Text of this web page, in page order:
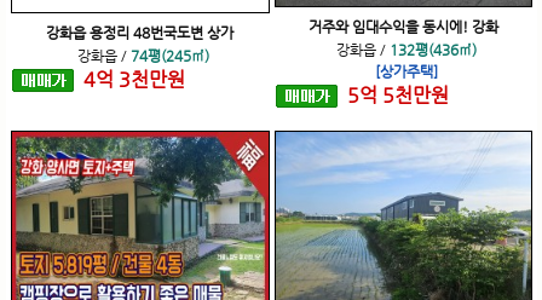
강화읍 용정리 48번국도변 상가
강화읍 / 74평(245㎡)
4억 3천만원
거주와 임대수익을 동시에! 강화
강화읍 / 132평(436㎡)
[상가주택]
5억 5천만원